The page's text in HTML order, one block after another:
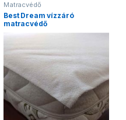
Matracvédő
Best Dream vízzáró
matracvédő